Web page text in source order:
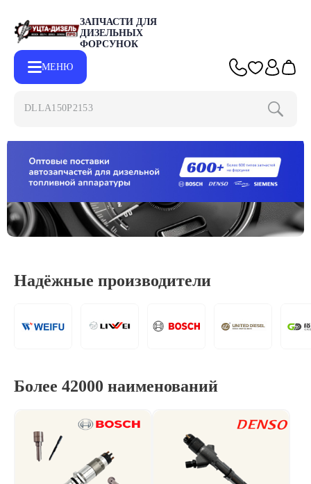
ЗАПЧАСТИ ДЛЯ
ДИЗЕЛЬНЫХ
ФОРСУНОК
МЕНЮ
DLLA
Надёжные производители
Более 42000 наименований